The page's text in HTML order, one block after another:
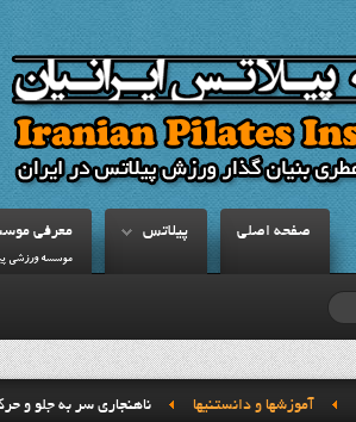
صفحه اصلي پيلاتس معرفي
موسسه ورزشي
آموزشها و دانستنيها ناهنجاری سر به جلو و